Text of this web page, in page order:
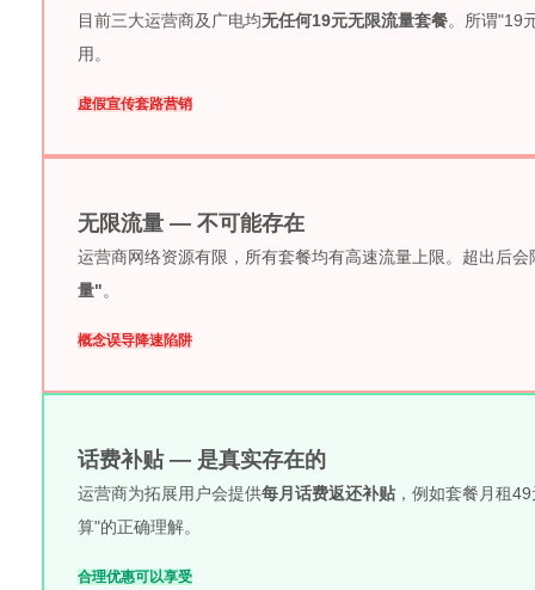
目前三大运营商及广电均无任何19元无限流量套餐。所谓"19
用。
虚假宣传套路营销
无限流量 — 不可能存在
运营商网络资源有限，所有套餐均有高速流量上限。超出后
量"。
概念误导降速陷阱
话费补贴 — 是真实存在的
运营商为拓展用户会提供每月话费返还补贴 ，例如套餐月租
算"的正确理解。
合理优惠可以享受